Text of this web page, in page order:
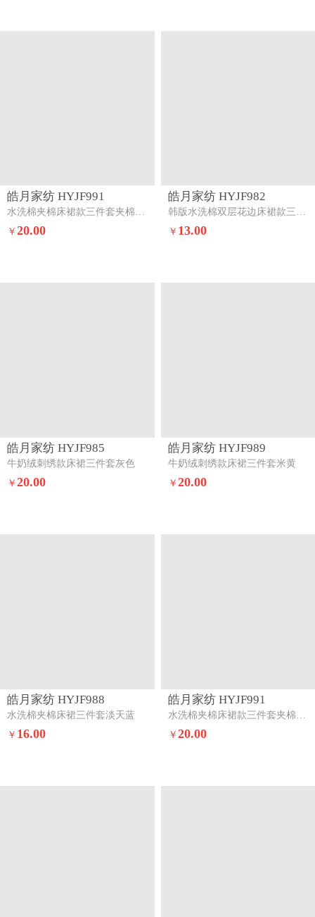
皓月家纺 HYJF991
水洗棉夹棉床裙款三件套夹棉-迷你象
￥20.00
皓月家纺 HYJF982
韩版水洗棉双层花边床裙款三件套花恋
￥ 13.00
皓月家纺 HYJF985
牛奶绒刺绣款床裙三件套灰色
￥20.00
皓月家纺 HYJF989
牛奶绒刺绣款床裙三件套米黄
￥ 20.00
皓月家纺 HYJF988
水洗棉夹棉床裙三件套淡天蓝
￥ 16.00
皓月家纺 HYJF991
水洗棉夹棉床裙款三件套夹棉-奥斯丁
￥ 20.00